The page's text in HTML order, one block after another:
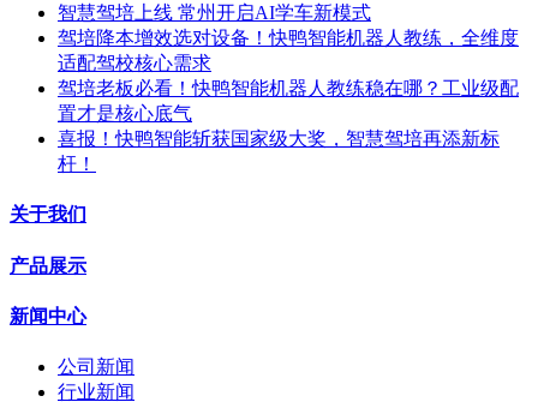
智慧驾培上线 常州开启AI学车新模式
驾培降本增效选对设备！快鸭智能机器人教练，全维度
适配驾校核心需求
驾培老板必看！快鸭智能机器人教练稳在哪？工业级配
置才是核心底气
喜报！快鸭智能斩获国家级大奖，智慧驾培再添新标
杆！
关于我们
产品展示
新闻中心
公司新闻
行业新闻